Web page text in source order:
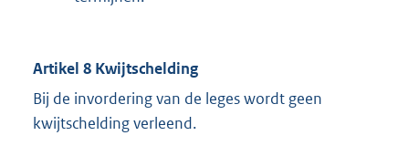
Artikel 8 Kwijtschelding
Bij de invordering van de leges wordt geen
kwijtschelding verleend.